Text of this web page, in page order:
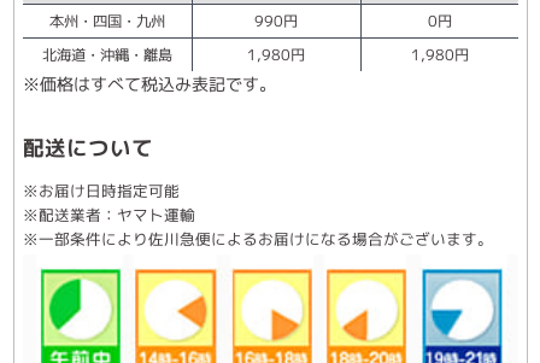
本州・四国・九州
990円
0円
北海道・沖縄・離島
1,980円 1,980円
※価格はすべて税込み表記です。
配送について
※お届け日時指定可能
※配送業者：ヤマト運輸
※一部条件により佐川急便によるお届けになる場合がございます。